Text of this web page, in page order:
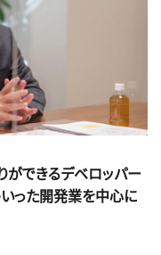
ができるデベロッパー
った開発業を中心に